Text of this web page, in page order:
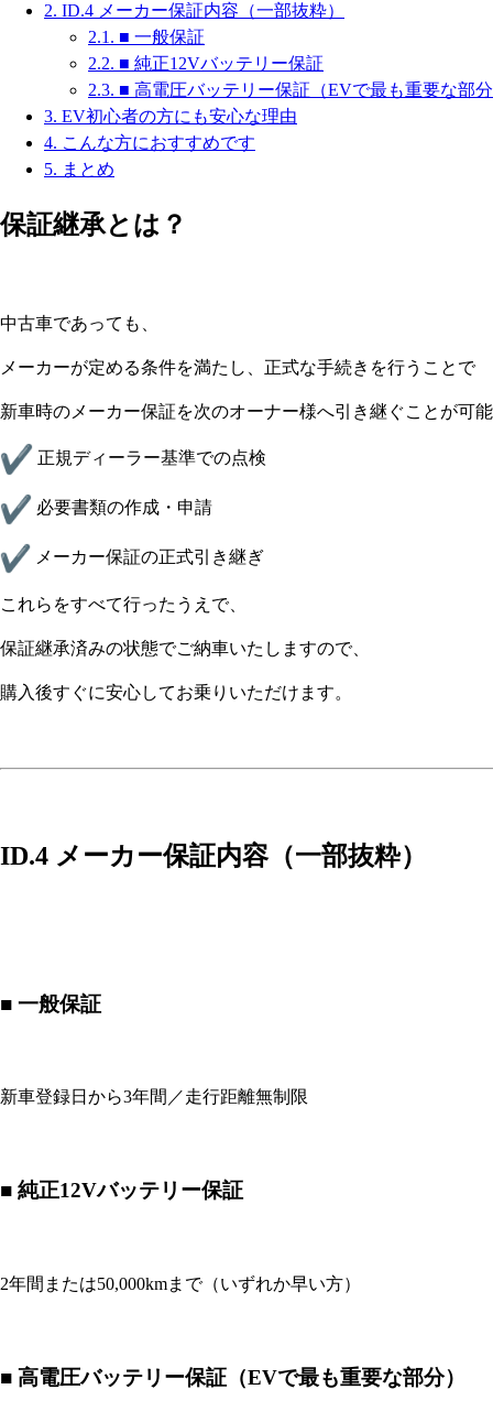
2. ID.4 メーカー保証内容（一部抜粋）
2.1. ■ 一般保証
2.2. ■ 純正12Vバッテリー保証
2.3. ■ 高電圧バッテリー保証（EVで最も重要な部
3. EV初心者の方にも安心な理由
4. こんな方におすすめです
5. まとめ
保証継承とは？
中古車であっても、
メーカーが定める条件を満たし、正式な手続きを行うことで
新車時のメーカー保証を次のオーナー様へ引き継ぐことが可
正規ディーラー基準での点検
必要書類の作成・申請
メーカー保証の正式引き継ぎ
これらをすべて行ったうえで、
保証継承済みの状態でご納車いたしますので、
購入後すぐに安心してお乗りいただけます。
ID.4 メーカー保証内容（一部抜粋）
■ 一般保証
新車登録日から3年間／走行距離無制限
■ 純正12Vバッテリー保証
2年間または50,000kmまで（いずれか早い方）
■ 高電圧バッテリー保証（EVで最も重要な部分）